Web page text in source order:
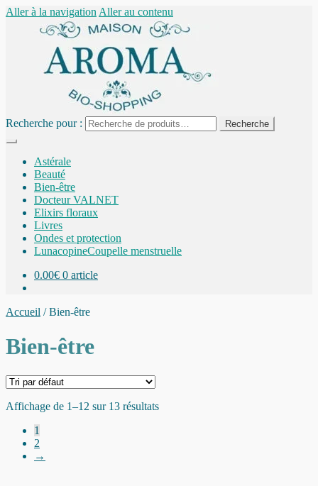
Aller à la navigation Aller au contenu
Recherche pour : Recherche
Astérale
Beauté
Bien-être
Docteur VALNET
Elixirs floraux
Livres
Ondes et protection
LunacopineCoupelle menstruelle
0.00€ 0 article
Accueil /Bien-être
Bien-être
Affichage de 1–12 sur 13 résultats
1
2
→